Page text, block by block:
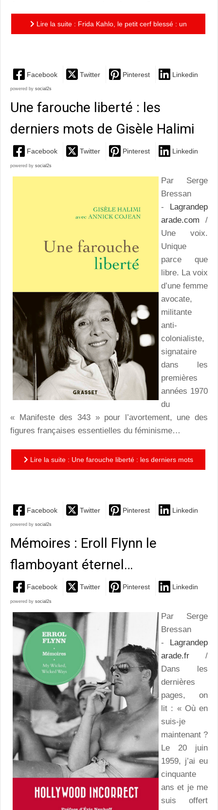
Lire la suite : Frida Kahlo, le petit cerf blessé : un
Facebook Twitter Pinterest Linkedin
powered by social2s
Une farouche liberté : les
derniers mots de Gisèle Halimi
Facebook Twitter Pinterest Linkedin
powered by social2s
Par Serge
Bressan
- Lagrandep
arade.com /
Une voix.
Unique
parce que
libre. La voix
d’une femme
avocate,
militante
anti-
colonialiste,
signataire
dans les
premières
années 1970
du
« Manifeste des 343 » pour l’avortement, une des
figures françaises essentielles du féminisme…
Lire la suite : Une farouche liberté : les derniers mots
Facebook Twitter Pinterest Linkedin
powered by social2s
Mémoires : Eroll Flynn le
flamboyant éternel…
Facebook Twitter Pinterest Linkedin
powered by social2s
Par Serge
Bressan
- Lagrandep
arade.fr /
Dans les
dernières
pages, on
lit : « Où en
suis-je
maintenant ?
Le 20 juin
1959, j’ai eu
cinquante
ans et je me
suis offert